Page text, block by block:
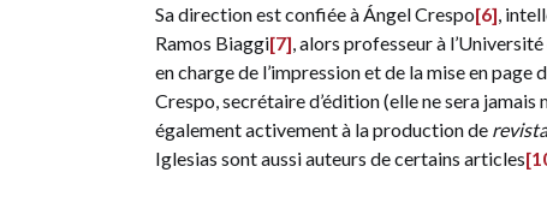
Sa direction est confiée à Ángel Crespo[6] ,
Ramos Biaggi[7] , alors professeur à
en charge de l’impression et de la mise en
Crespo, secrétaire d’édition (elle ne sera
également activement à la production de
Iglesias sont aussi auteurs de certains articles